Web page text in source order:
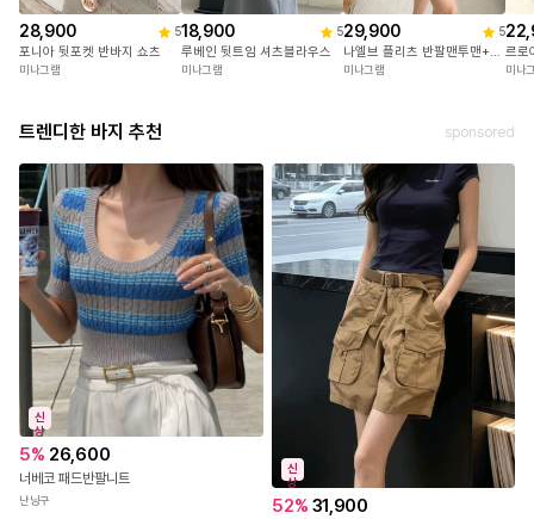
28,900 5
포니아 뒷포켓 반바지 쇼츠
미나그램
18,900 5
루베인 뒷트임 셔츠블라우스
미나그램
29,900 5
미나그램
르로
미나
트렌디한 바지 추천 sponsored
신
상
5% 26,600
너베코 패드반팔니트
난닝구
신
상
52% 31,900